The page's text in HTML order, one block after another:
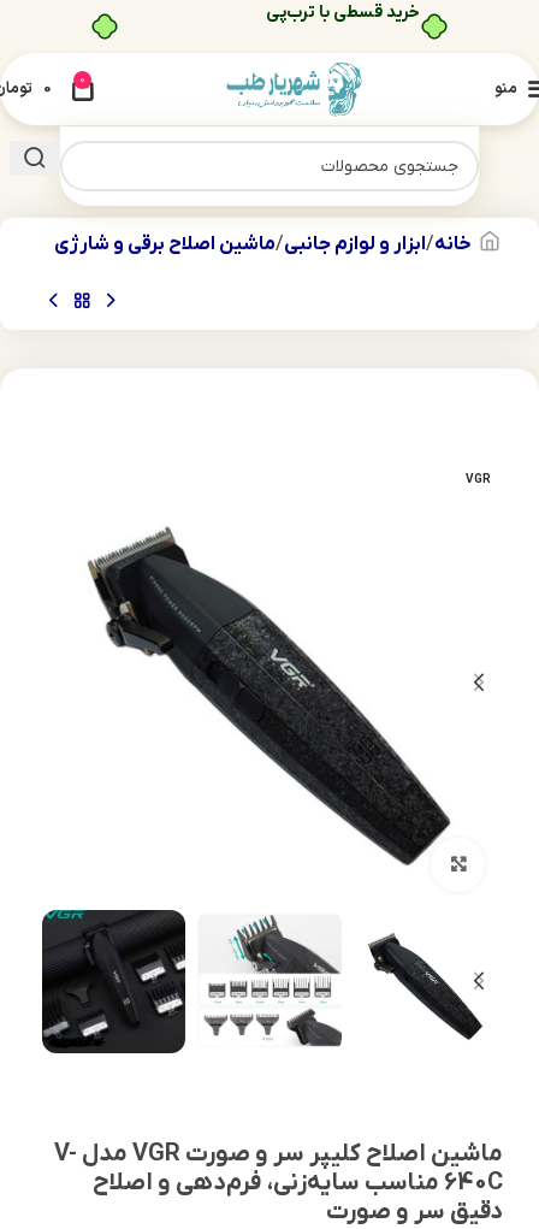
۴ قسط، بدون کارمزد
منو 0
0
خانه ابزار و لوازم جانبی ماشین اصلاح برقی و شارژی
VGR
بزرگنمایی تصویر
ماشین اصلاح کلیپر سر و صورت VGR مدل V-
640C مناسب سایه‌زنی، فرم‌دهی و اصلاح
دقیق سر و صورت